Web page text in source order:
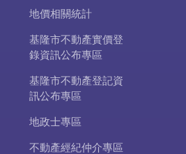
地價相關統計
基隆市不動產實價登
錄資訊公布專區
基隆市不動產登記資
訊公布專區
地政士專區
不動產經紀仲介專區